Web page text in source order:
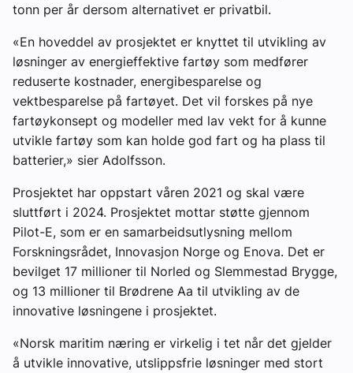
tonn per år dersom alternativet er privatbil.
«En hoveddel av prosjektet er knyttet til utvikling av
løsninger av energieffektive fartøy som medfører
reduserte kostnader, energibesparelse og
vektbesparelse på fartøyet. Det vil forskes på nye
fartøykonsept og modeller med lav vekt for å kunne
utvikle fartøy som kan holde god fart og ha plass til
batterier,» sier Adolfsson.
Prosjektet har oppstart våren 2021 og skal være
sluttført i 2024. Prosjektet mottar støtte gjennom
Pilot-E, som er en samarbeidsutlysning mellom
Forskningsrådet, Innovasjon Norge og Enova. Det er
bevilget 17 millioner til Norled og Slemmestad Brygge,
og 13 millioner til Brødrene Aa til utvikling av de
innovative løsningene i prosjektet.
«Norsk maritim næring er virkelig i tet når det gjelder
å utvikle innovative, utslippsfrie løsninger med stort